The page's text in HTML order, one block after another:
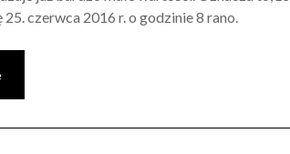
czerwca 2016 r. o godzinie 8 rano.